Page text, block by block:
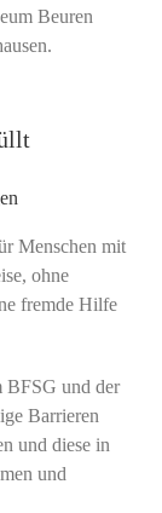
Beuren
Menschen mit
ohne
fremde Hilfe
BFSG und der
Barrieren
und diese in
und